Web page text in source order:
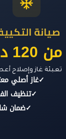
صيانة
من 120 د.إ
تعبئة غاز وإصلاح
✓غاز أصلي
✓تنظيف
✓ضمان